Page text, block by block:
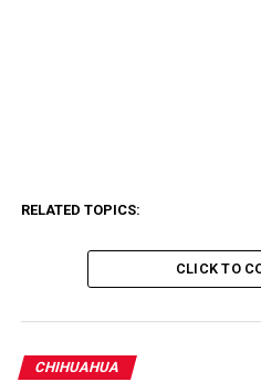
RELATED TOPICS:
CLICK TO
CHIHUAHUA